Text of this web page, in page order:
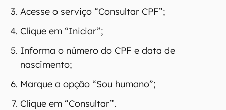
Acesse o serviço “Consultar CPF”;
Clique em “Iniciar”;
Informa o número do CPF e data de
nascimento;
Marque a opção “Sou humano”;
Clique em “Consultar”.